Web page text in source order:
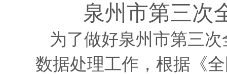
泉州市第三次
为了做好泉州市第三
数据处理工作，根据《